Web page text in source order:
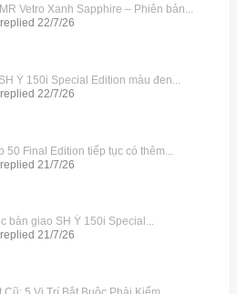
Vetro Xanh Sapphire – Phiên bản...
replied 22/7/26
Ý 150i Special Edition màu đen...
replied 22/7/26
50 Final Edition tiếp tục có thêm...
replied 21/7/26
bàn giao SH Ý 150i Special...
replied 21/7/26